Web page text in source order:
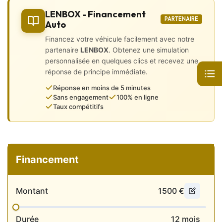
🎨 Intérieur Haut de Gamme 🎨
• Chargeur à induction
• Virtual Cockpit
• 4 vitres électriques
• Accoudoirs central avant et arrière
• Banquette 1/3 – 2/3
• Boîte automatique
• Caméra de recul
• Carte main libre
• Configuration 5PL
• Démarrage sans clé
• GPS intégré
• Kit téléphone mains libres
• Ordinateur de bord
• Ouverture du coffre électrique
LENBOX - Financement
Auto
PARTENAIRE
Financez votre véhicule facilement avec notre
partenaire LENBOX. Obtenez une simulation
personnalisée en quelques clics et recevez une
réponse de principe immédiate.
Réponse en moins de 5 minutes
Sans engagement
100% en ligne
Taux compétitifs
Financement
Montant 1500 €
Durée 12 mois